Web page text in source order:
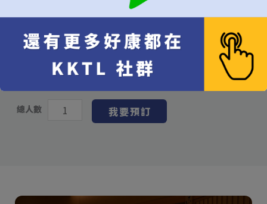
10% 服務費 每位 NT$300x 1 NT$300
餐費 NT$11,400 x 1 11,400
14,700
總人數 我要預訂